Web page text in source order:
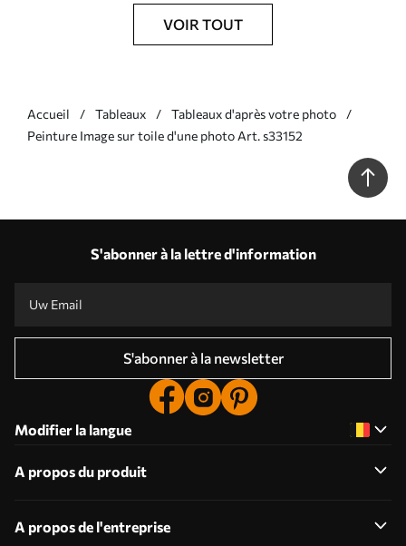
VOIR TOUT
Accueil Tableaux
Tableaux d'après votre photo
Peinture Image sur toile d'une photo Art. s33152
S'abonner à la lettre d'information
S'abonner à la newsletter
Modifier la langue
A propos du produit
A propos de l'entreprise